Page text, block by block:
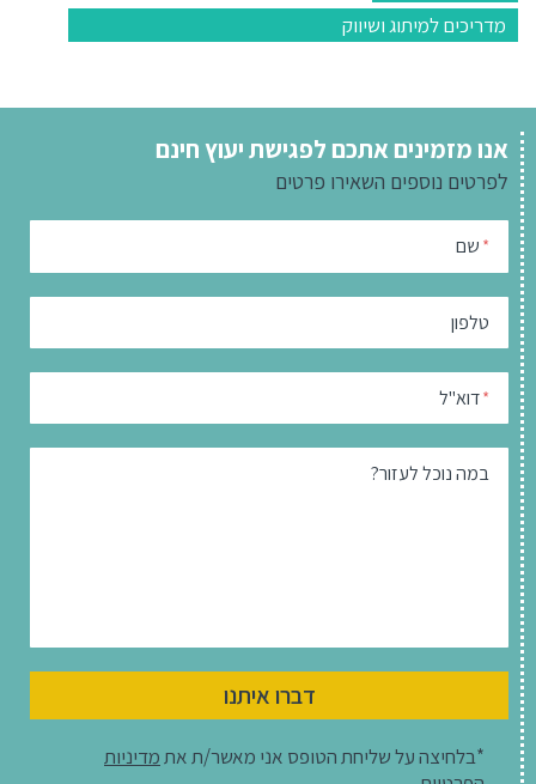
מדריכים למיתוג ושיווק
אנו מזמינים אתכם לפגישת יעוץ חינם
לפרטים נוספים השאירו פרטים
* שם
טלפון
*דוא"ל
במה נוכל לעזור?
דברו איתנו
*בלחיצה על שליחת הטופס אני מאשר/ת אתמדיניות